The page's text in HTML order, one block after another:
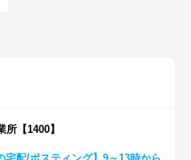
【1400】